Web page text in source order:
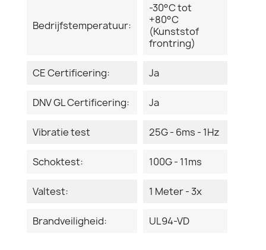
Bedrijfstemperatuur:
-30°C tot
+80°C
(Kunststof
frontring)
CE Certificering: Ja
DNV GL Certificering: Ja
Vibratie test 25G - 6ms - 1Hz
Schoktest: 100G - 11ms
Valtest: 1 Meter - 3x
Brandveiligheid: UL94-VD